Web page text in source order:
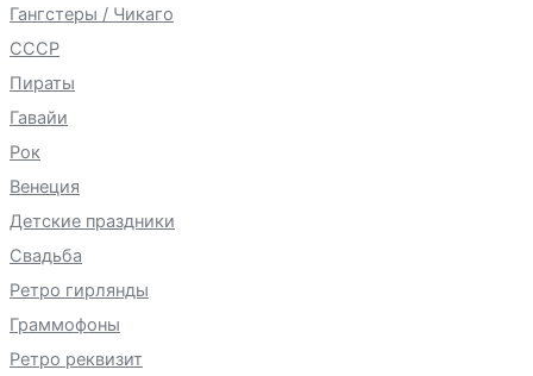
Гангстеры / Чикаго
СССР
Пираты
Гавайи
Рок
Венеция
Детские праздники
Свадьба
Ретро гирлянды
Граммофоны
Ретро реквизит